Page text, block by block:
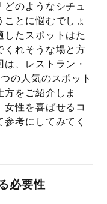
のようなシチュ
とに悩むでしょ
したスポットはた
くれそうな場と方
、レストラン・
の人気のスポット
をご紹介しま
性を喜ばせるコ
考にしてみてく
必要性